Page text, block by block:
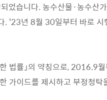
었습니다. 농수산물·농수산
. '23년 8월 30일부터 바로 시
법률」의 약칭으로, 2016.9
가이드를 제시하고 부정청탁